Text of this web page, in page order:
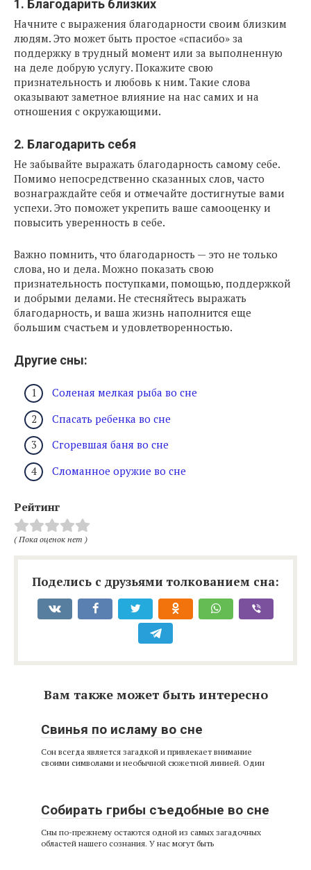
1. Благодарить близких
Начните с выражения благодарности своим близким
людям. Это может быть простое «спасибо» за
поддержку в трудный момент или за выполненную
на деле добрую услугу. Покажите свою
признательность и любовь к ним. Такие слова
оказывают заметное влияние на нас самих и на
отношения с окружающими.
2. Благодарить себя
Не забывайте выражать благодарность самому себе.
Помимо непосредственно сказанных слов, часто
вознаграждайте себя и отмечайте достигнутые вами
успехи. Это поможет укрепить ваше самооценку и
повысить уверенность в себе.
Важно помнить, что благодарность — это не только
слова, но и дела. Можно показать свою
признательность поступками, помощью, поддержкой
и добрыми делами. Не стесняйтесь выражать
благодарность, и ваша жизнь наполнится еще
большим счастьем и удовлетворенностью.
Другие сны:
Соленая мелкая рыба во сне
Спасать ребенка во сне
Сгоревшая баня во сне
Сломанное оружие во сне
Рейтинг
( Пока оценок нет )
Поделись с друзьями толкованием сна:
Вам также может быть интересно
Свинья по исламу во сне
Сон всегда является загадкой и привлекает внимание
своими символами и необычной сюжетной линией. Один
Собирать грибы съедобные во сне
Сны по-прежнему остаются одной из самых загадочных
областей нашего сознания. У нас могут быть